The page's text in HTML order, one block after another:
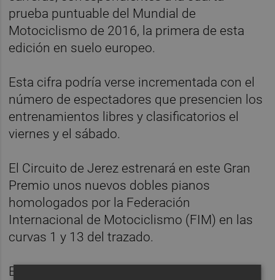
prueba puntuable del Mundial de
Motociclismo de 2016, la primera de esta
edición en suelo europeo.
Esta cifra podría verse incrementada con el
número de espectadores que presencien los
entrenamientos libres y clasificatorios el
viernes y el sábado.
El Circuito de Jerez estrenará en este Gran
Premio unos nuevos dobles pianos
homologados por la Federación
Internacional de Motociclismo (FIM) en las
curvas 1 y 13 del trazado.
En estos virajes, los pilotos tienden a